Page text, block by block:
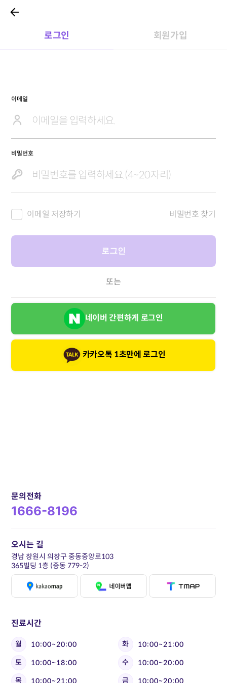
로그인 회원가입
이메일
비밀번호
이메일 저장하기 비밀번호 찾기
로그인
또는
네이버 간편하게 로그인
카카오톡 1초만에 로그인
문의전화
1666-8196
진료시간
월 10:00~20:00 화
10:00~21:00
토
10:00~18:00 수
10:00~20:00
목
10:00~21:00 금 10:00~20:00
오시는 길
경남 창원시 의창구 중동중앙로103
365빌딩 1층 (중동 779-2)